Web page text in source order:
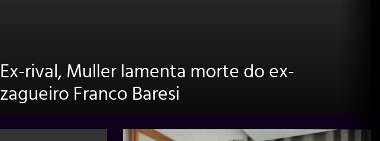
Ex-rival, Muller lamenta morte do ex-
zagueiro Franco Baresi